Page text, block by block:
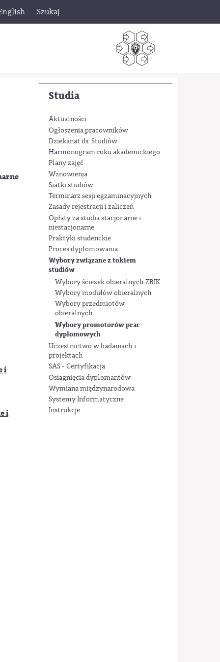
Szukaj
Studia
Aktualności
Ogłoszenia pracowników
Dziekanat ds. Studiów
Harmonogram roku akademickiego
Plany zajęć
Wznowienia
Siatki studiów
Terminarz sesji egzaminacyjnych
Zasady rejestracji i zaliczeń
Opłaty za studia stacjonarne i
niestacjonarne
Praktyki studenckie
Proces dyplomowania
Wybory związane z tokiem
studiów
Wybory ścieżek obieralnych ZBIK
Wybory modułów obieralnych
Wybory przedmiotów
obieralnych
Wybory promotorów prac
dyplomowych
Uczestnictwo w badaniach i
projektach
SAS - Certyfikacja
Osiągnięcia dyplomantów
Wymiana międzynarodowa
Systemy Informatyczne
Instrukcje
i
i